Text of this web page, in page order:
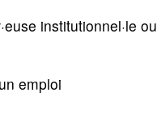
institutionnel·le ou
emploi